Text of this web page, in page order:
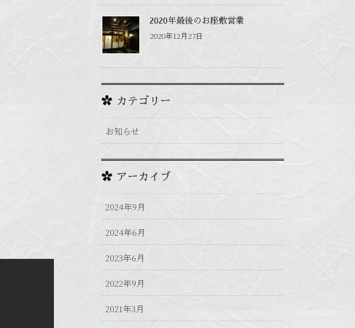
2020年最後のお座敷営業
2020年12月27日
カテゴリー
お知らせ
アーカイブ
2024年9月
2024年6月
2023年6月
2022年9月
2021年3月